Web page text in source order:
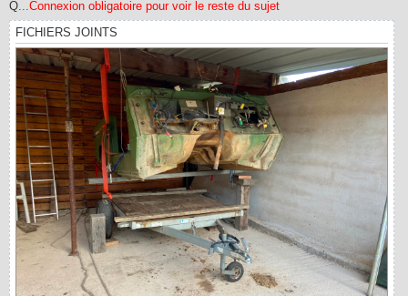
Q ...Connexion obligatoire pour voir le reste du sujet
FICHIERS JOINTS